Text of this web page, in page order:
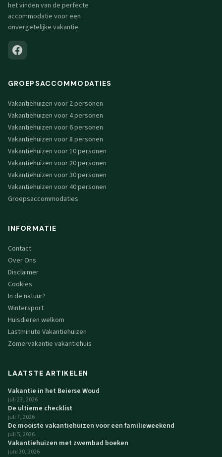
het vinden van de perfecte
accommodatie voor een
onvergetelijke vakantie.
GROEPSACCOMMODATIES
Vakantiehuizen voor 2 personen
Vakantiehuizen voor 4 personen
Vakantiehuizen voor 6 personen
Vakantiehuizen voor 8 personen
Vakantiehuizen voor 10 personen
Vakantiehuizen voor 20 personen
Vakantiehuizen voor 30 personen
Vakantiehuizen voor 40 personen
Groepsaccommodaties
INFORMATIE
Contact
Over Ons
Disclaimer
Cookies
In de natuur?
Wintersport
Huisdieren welkom
Lastminute Vakantiehuizen
Zomervakantie vakantiehuis
LAATSTE ARTIKELEN
Vakantie in het Beierse Woud
juli 23, 2026
De ultieme checklist
juli 7, 2026
De mooiste vakantiehuizen voor een familieweekend
juli 5, 2026
Vakantiehuizen met zwembad boeken
juni 30, 2026